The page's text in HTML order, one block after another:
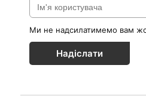
Ми не надсилатимемо вам
Надіслати